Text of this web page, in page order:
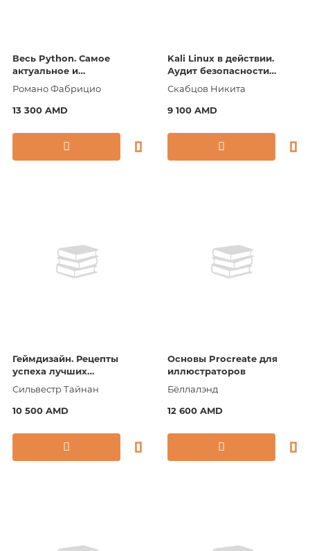
Весь Python. Самое
актуальное и
исчерпывающее
руководство
Романо Фабрицио
13 300 AMD
Kali Linux в действии.
Аудит безопасности
информационных систем.
2-е издание
Скабцов Никита
9 100 AMD
Геймдизайн. Рецепты
успеха лучших
компьютерных игр от
Super Mario и Doom до
Assassin's Creed и дальш
Сильвестр Тайнан
10 500 AMD
Основы Procreate для
иллюстраторов
Бёллалэнд
12 600 AMD